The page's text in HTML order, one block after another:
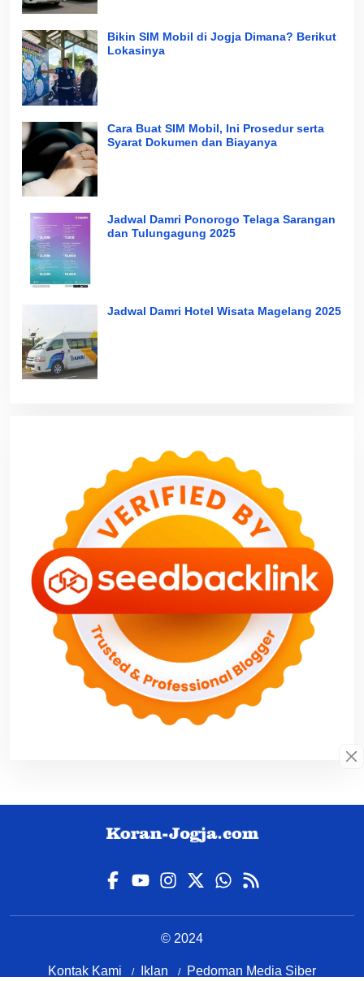
Bikin SIM Mobil di Jogja Dimana? Berikut
Lokasinya
Cara Buat SIM Mobil, Ini Prosedur serta
Syarat Dokumen dan Biayanya
Jadwal Damri Ponorogo Telaga Sarangan
dan Tulungagung 2025
Jadwal Damri Hotel Wisata Magelang 2025
© 2024
Kontak Kami Iklan Pedoman Media Siber